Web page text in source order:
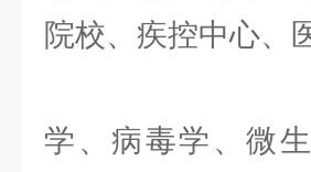
院校、疾控中心、
学、病毒学、微